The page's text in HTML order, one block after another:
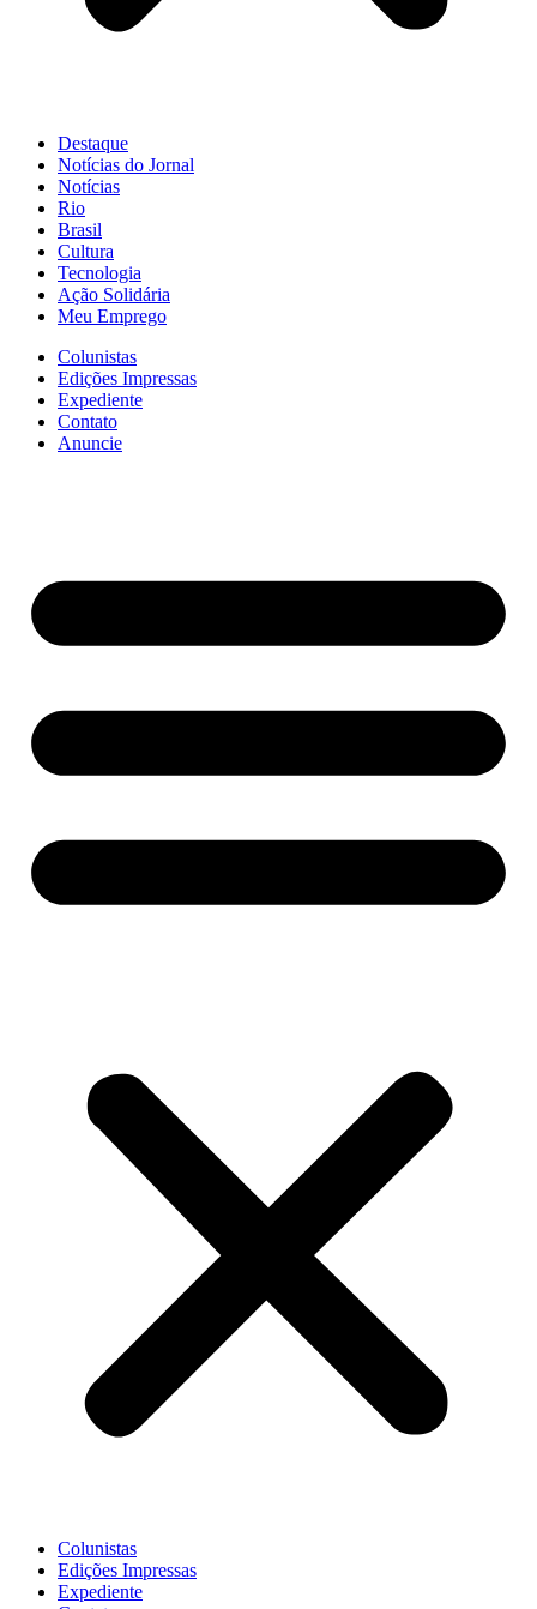
Destaque
Notícias do Jornal
Notícias
Rio
Brasil
Cultura
Tecnologia
Ação Solidária
Meu Emprego
Colunistas
Edições Impressas
Expediente
Contato
Anuncie
Colunistas
Edições Impressas
Expediente